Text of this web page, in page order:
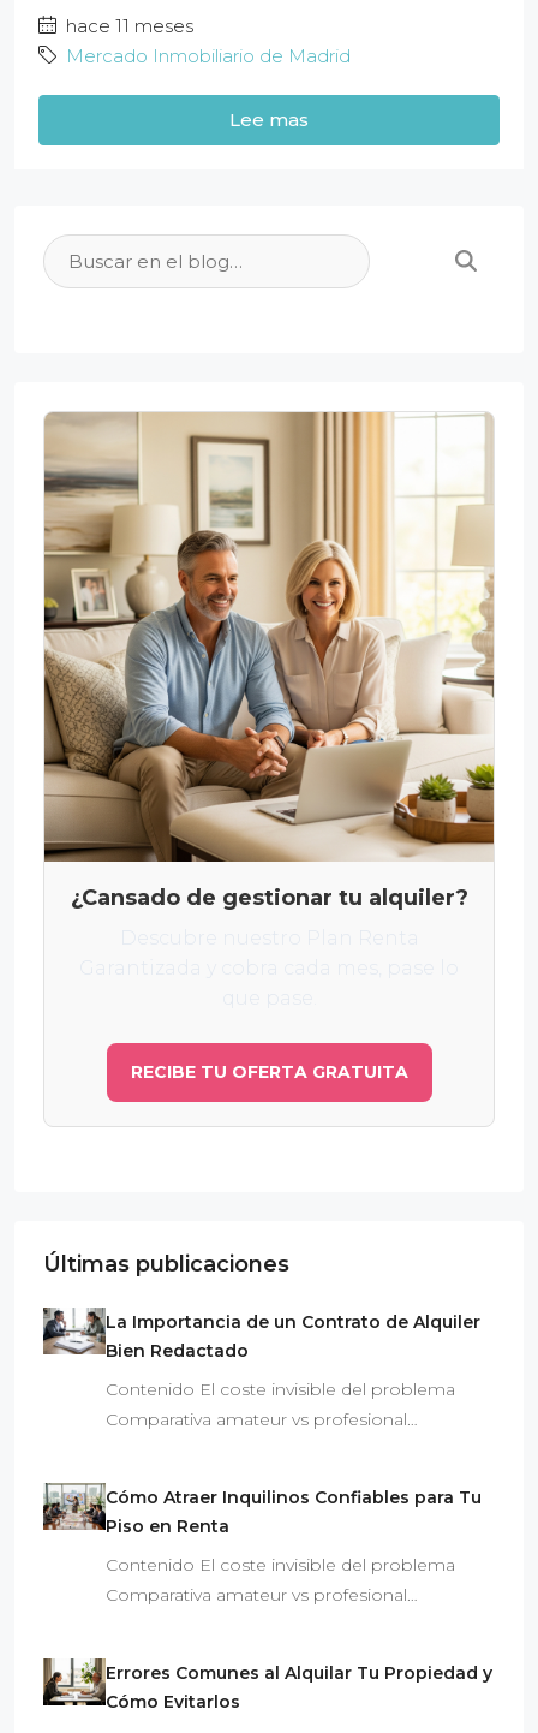
hace 11 meses
Mercado Inmobiliario de Madrid
Lee mas
¿Cansado de gestionar tu alquiler?
RECIBE TU OFERTA GRATUITA
Últimas publicaciones
La Importancia de un Contrato de Alquiler
Bien Redactado
Contenido El coste invisible del problema
Comparativa amateur vs profesional…
Cómo Atraer Inquilinos Confiables para Tu
Piso en Renta
Contenido El coste invisible del problema
Comparativa amateur vs profesional…
Errores Comunes al Alquilar Tu Propiedad y
Cómo Evitarlos